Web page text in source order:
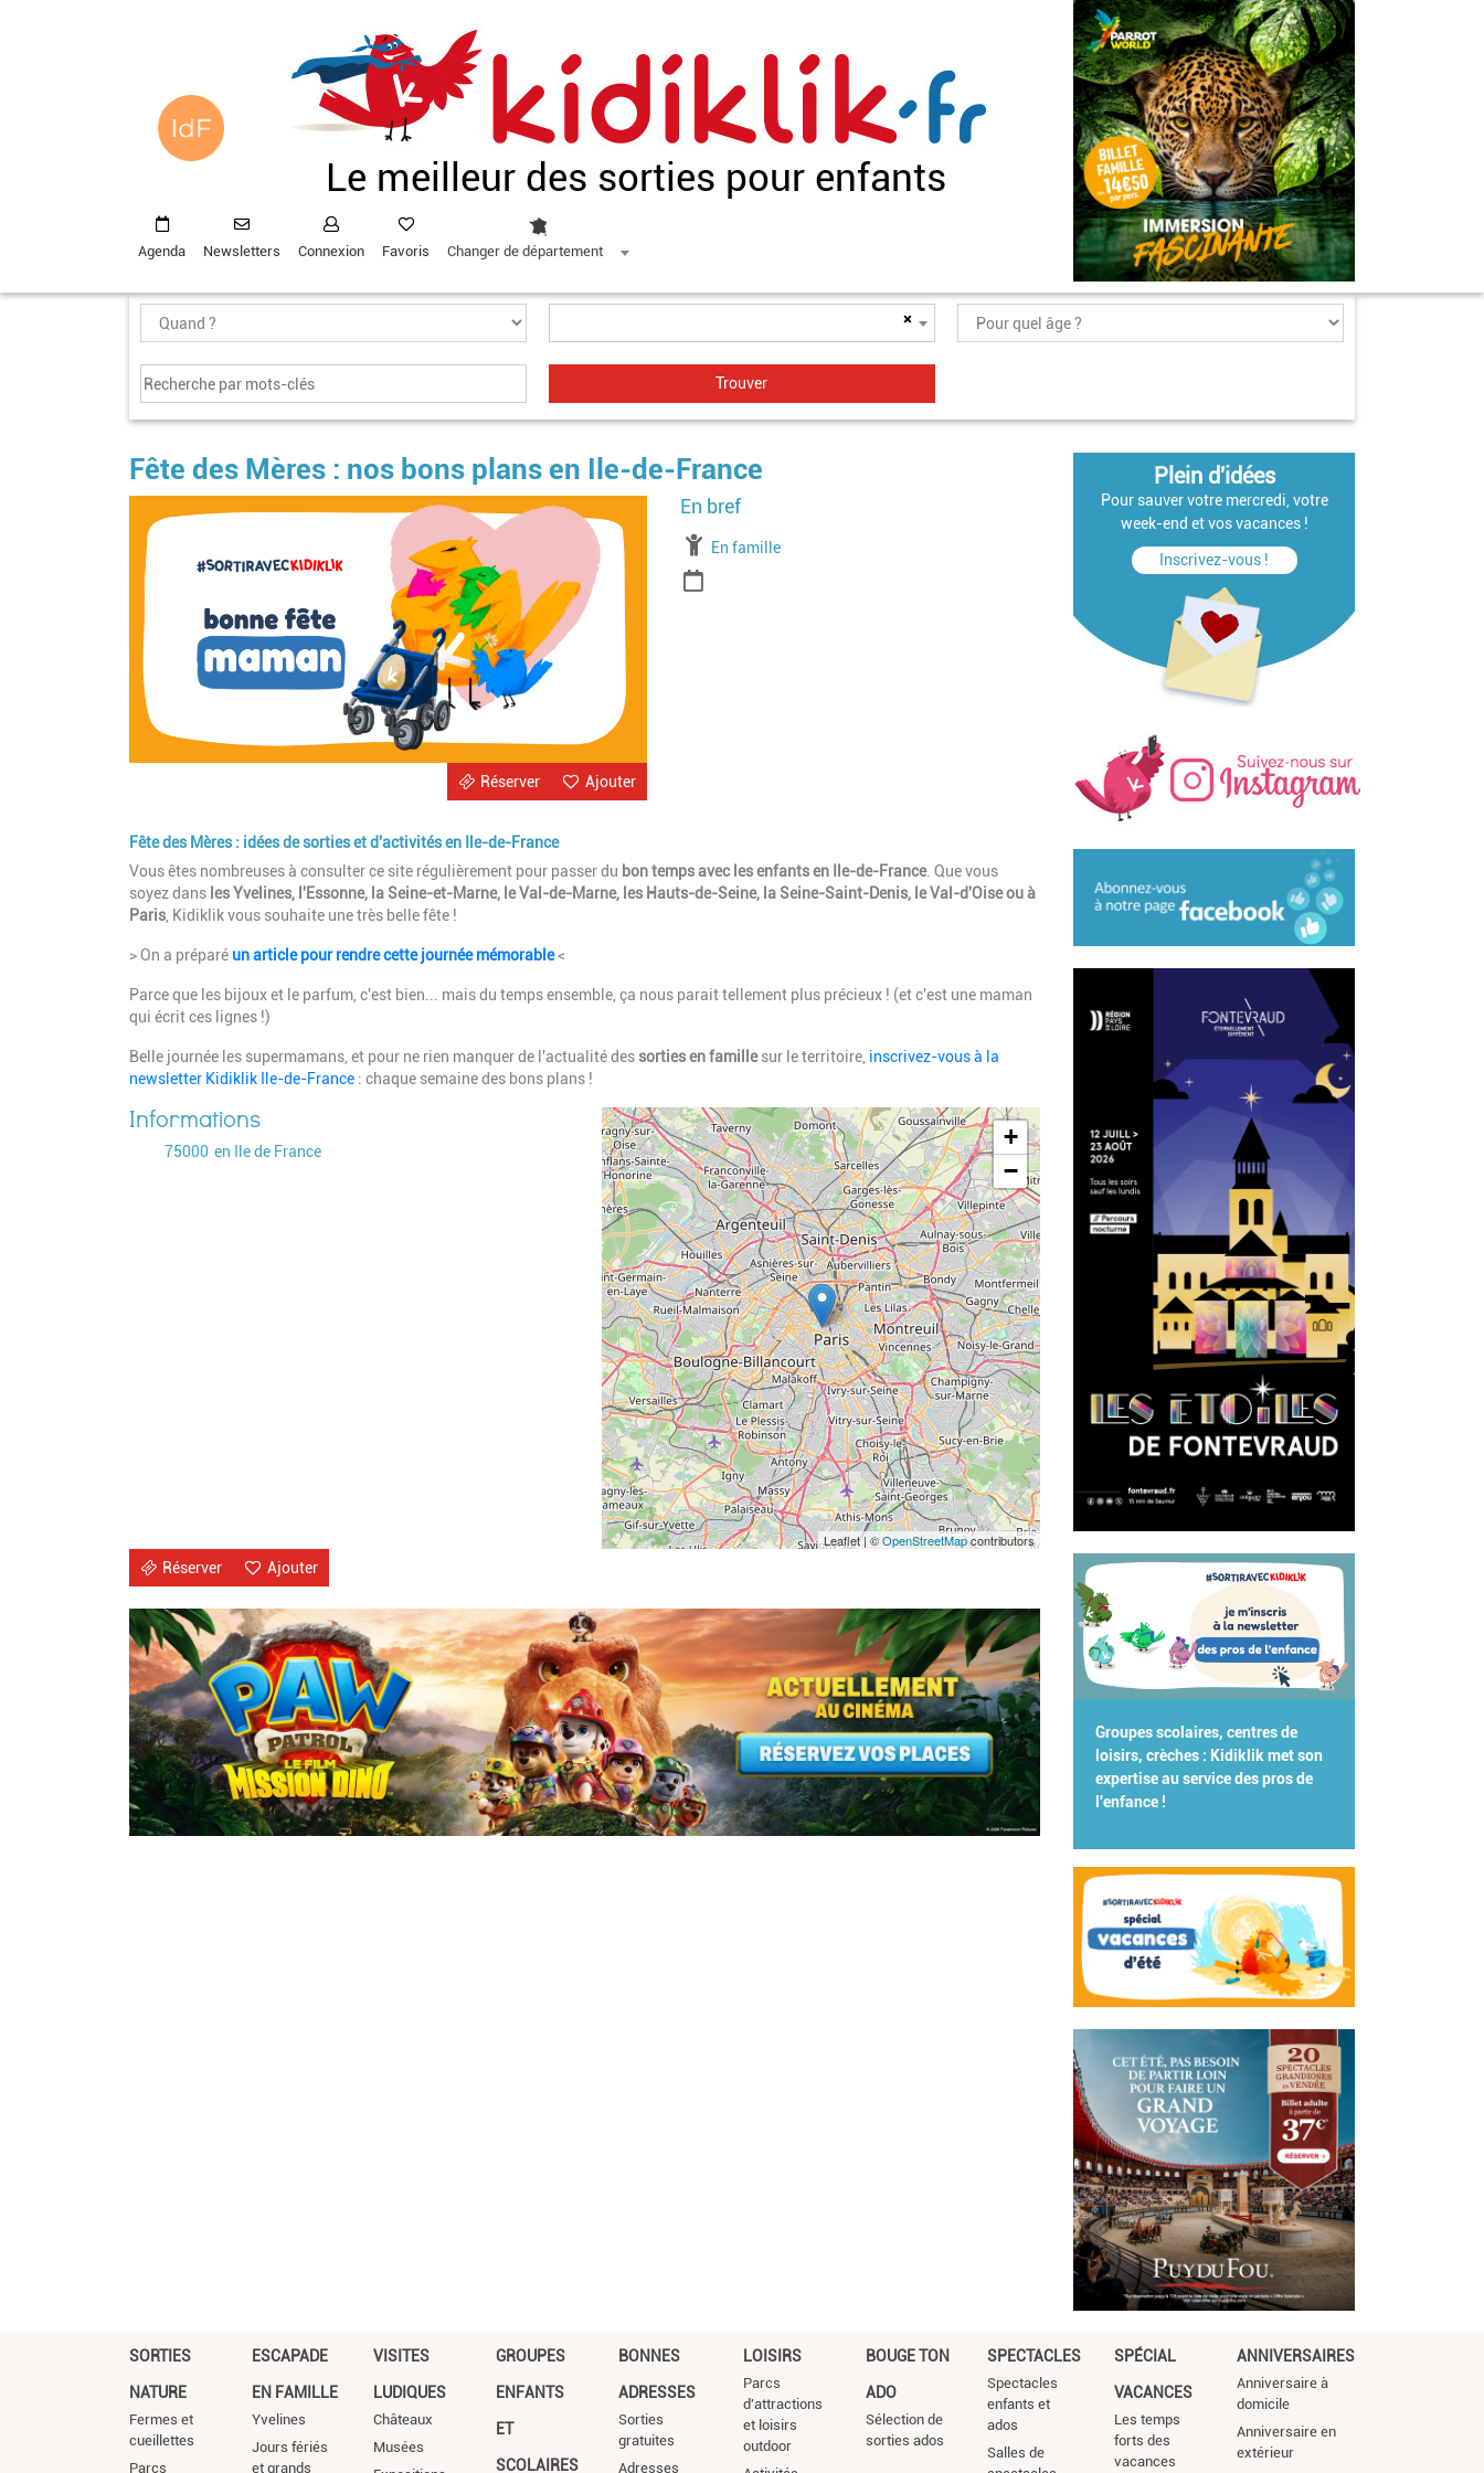
Le meilleur des sorties pour enfants
Agenda Newsletters Connexion Favoris Changer de département
×
Fête des Mères : nos bons plans en Ile-de-France
Image
Ajouter
Réserver
À partir de
En famille
Fête des Mères : idées de sorties et d'activités en Ile-de-France
Vous êtes nombreuses à consulter ce site régulièrement pour passer du bon temps avec les enfants en Ile-de-France. Que vous
soyez dans les Yvelines, l'Essonne, la Seine-et-Marne, le Val-de-Marne, les Hauts-de-Seine, la Seine-Saint-Denis, le Val-d'Oise ou à
Paris , Kidiklik vous souhaite une très belle fête !
> On a préparé un article pour rendre cette journée mémorable<
Parce que les bijoux et le parfum, c'est bien... mais du temps ensemble, ça nous parait tellement plus précieux ! (et c'est une maman
qui écrit ces lignes !)
Belle journée les supermamans, et pour ne rien manquer de l'actualité dessorties en famillesur le territoire, inscrivez-vous à la
newsletter Kidiklik Ile-de-France : chaque semaine des bons plans !
Code postal
75000 Ville
en Ile de France
Geolocalisation
+
−
Leaflet | ©OpenStreetMapcontributors
Ajouter
Réserver
Plein d'idées
Pour sauver votre mercredi, votre
week-end et vos vacances !
Inscrivez-vous !
Groupes scolaires, centres de
loisirs, crèches : Kidiklik met son
expertise au service des pros de
l'enfance !
SORTIES
NATURE
Fermes et
cueillettes
Parcs
ESCAPADE
EN FAMILLE
Yvelines
Jours fériés
et grands
VISITES
LUDIQUES
Châteaux
Musées
GROUPES
ENFANTS
ET
SCOLAIRES
BONNES
ADRESSES
Sorties
gratuites
Adresses
LOISIRS
Parcs
d'attractions
et loisirs
outdoor
BOUGE TON
ADO
Sélection de
sorties ados
SPECTACLES
Spectacles
enfants et
ados
Salles de
SPÉCIAL
VACANCES
Les temps
forts des
vacances
ANNIVERSAIRES
Anniversaire à
domicile
Anniversaire en
extérieur